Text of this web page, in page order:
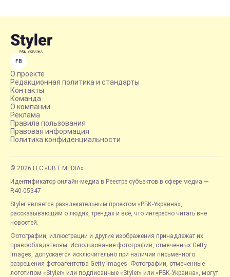
FB
О проекте
Редакционная политика и стандарты
Контакты
Команда
О компании
Реклама
Правила пользования
Правовая информация
Политика конфиденциальности
© 2026 LLC «UBT MEDIA»
Идентификатор онлайн-медиа в Реестре субъектов в сфере медиа —
R40-05347
Styler является развлекательным проектом «РБК-Украина»,
рассказывающим о людях, трендах и всё, что интересно читать вне
новостей.
Фотографии, иллюстрации и другие изображения принадлежат их
правообладателям. Использование фотографий, отмеченных Getty
Images, допускается исключительно при наличии письменного
разрешения фотоагентства Getty Images. Фотографии, отмеченные
логотипом «Styler» или подписанные «Styler» или «РБК-Украина», могут